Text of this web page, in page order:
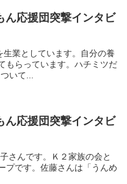
ん応援団突撃インタビ
業としています。自分の養
もらっています。ハチミツだ
いて...
ん応援団突撃インタビ
さんです。Ｋ２家族の会と
プです。佐藤さんは「うんめ